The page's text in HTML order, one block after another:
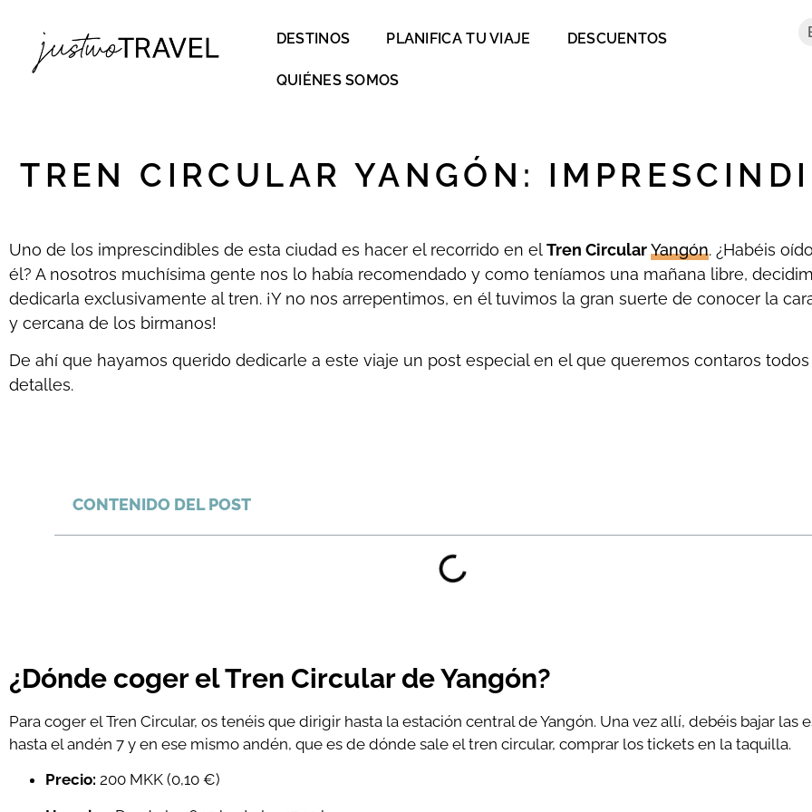
DESTINOS PLANIFICA TU VIAJE DESCUENTOS
QUIÉNES SOMOS
TREN CIRCULAR YANGÓN:
Uno de los imprescindibles de esta ciudad es hacer el recorrido en elTren CircularYangón. ¿Habéis
él? A nosotros muchísima gente nos lo había recomendado y como teníamos una mañana libre,
dedicarla exclusivamente al tren. ¡Y no nos arrepentimos, en él tuvimos la gran suerte de conocer la
y cercana de los birmanos!
De ahí que hayamos querido dedicarle a este viaje un post especial en el que queremos contaros
detalles.
CONTENIDO DEL POST
¿Dónde coger el Tren Circular de Yangón?
Para coger el Tren Circular, os tenéis que dirigir hasta la estación central de Yangón. Una vez allí, debéis bajar las
hasta el andén 7 y en ese mismo andén, que es de dónde sale el tren circular, comprar los tickets en la taquilla.
Precio: 200 MKK (0,10 €)